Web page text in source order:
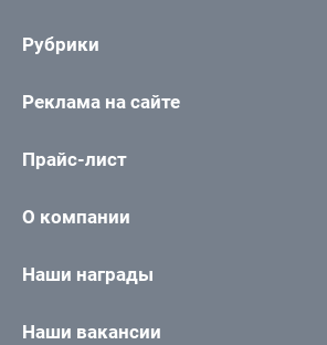
Рубрики
Реклама на сайте
Прайс-лист
О компании
Наши награды
Наши вакансии